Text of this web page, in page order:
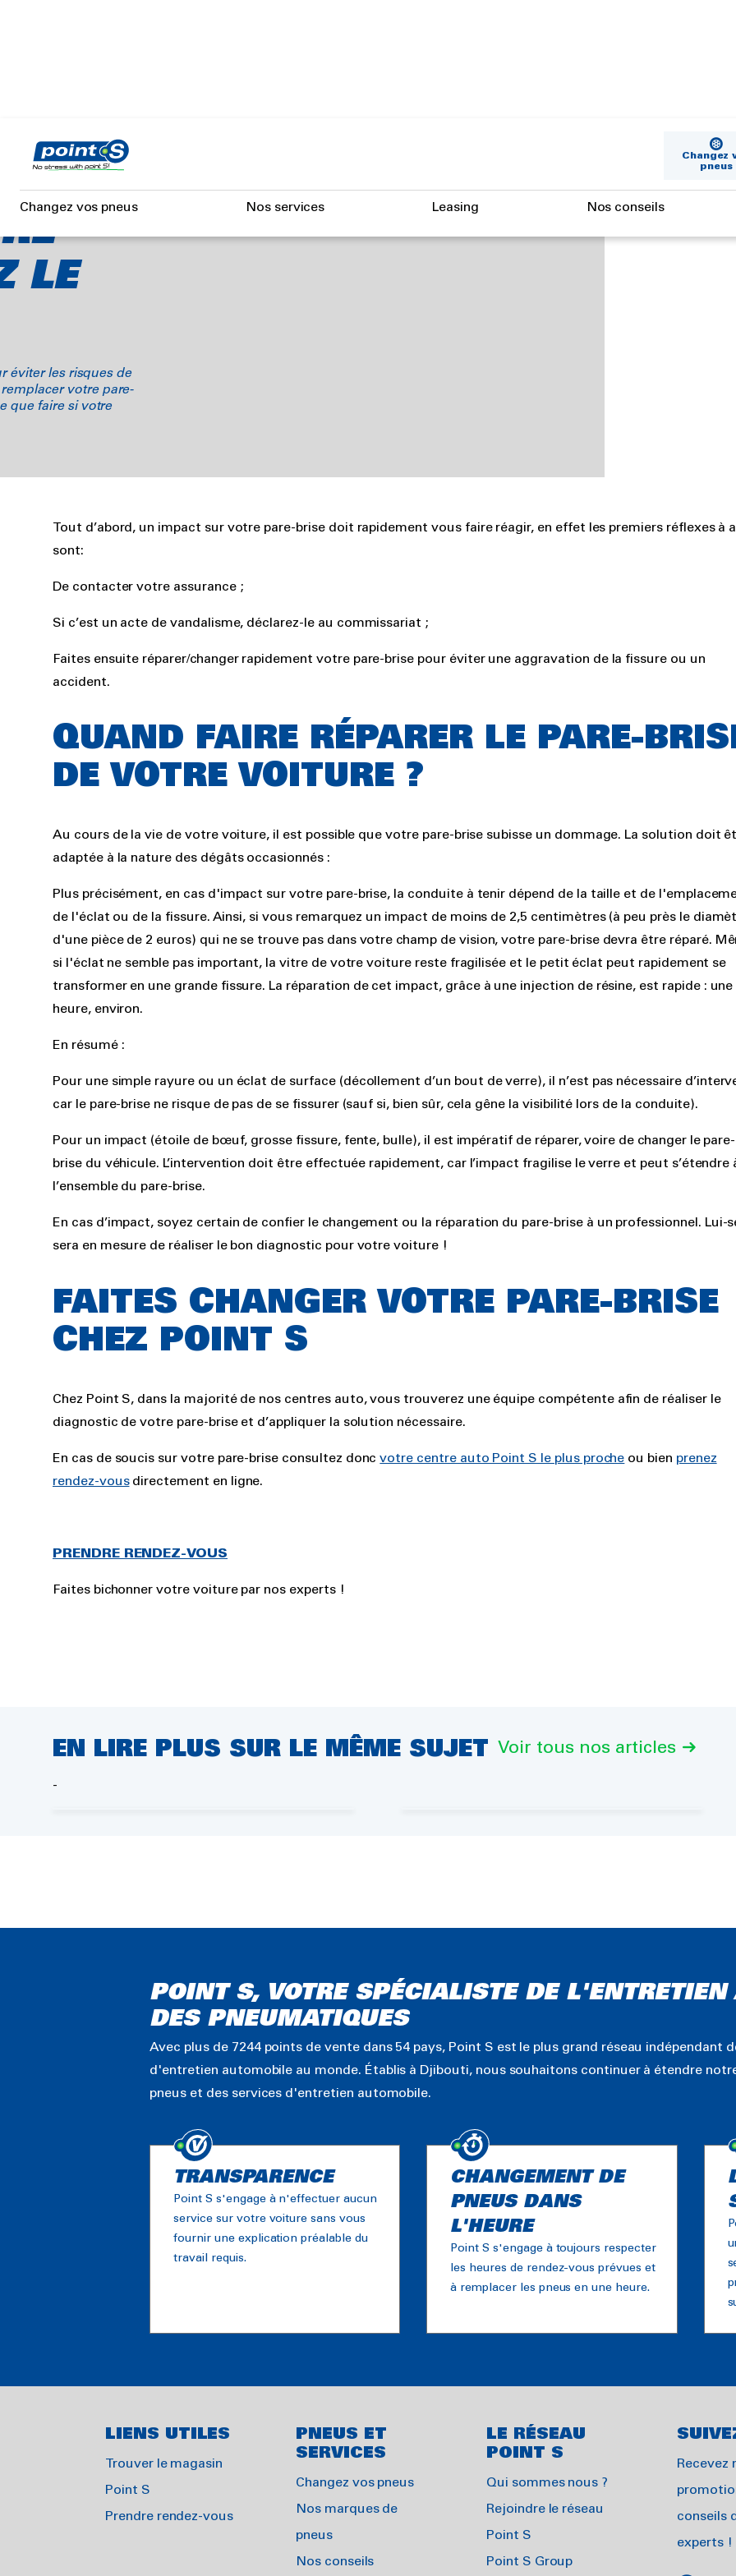
contenu
principal
Changez
pneus
Changez vos pneus Nos services Leasing Nos conseils
votre pare-brise ?
LE
éviter les risques de
votre pare-
que faire si votre
Rich
Tout d’abord, un impact sur votre pare-brise doit rapidement vous faire réagir, en effet les premiers réflexes à
sont:
De contacter votre assurance ;
Si c’est un acte de vandalisme, déclarez-le au commissariat ;
Faites ensuite réparer/changer rapidement votre pare-brise pour éviter une aggravation de la fissure ou un
accident.
QUAND FAIRE RÉPARER LE PARE-
DE VOTRE VOITURE ?
Au cours de la vie de votre voiture, il est possible que votre pare-brise subisse un dommage. La solution doit
adaptée à la nature des dégâts occasionnés :
Plus précisément, en cas d'impact sur votre pare-brise, la conduite à tenir dépend de la taille et de
de l'éclat ou de la fissure. Ainsi, si vous remarquez un impact de moins de 2,5 centimètres (à peu près le
d'une pièce de 2 euros) qui ne se trouve pas dans votre champ de vision, votre pare-brise devra être réparé.
si l'éclat ne semble pas important, la vitre de votre voiture reste fragilisée et le petit éclat peut rapidement se
transformer en une grande fissure. La réparation de cet impact, grâce à une injection de résine, est rapide : une
heure, environ.
En résumé :
Pour une simple rayure ou un éclat de surface (décollement d’un bout de verre), il n’est pas nécessaire
car le pare-brise ne risque de pas de se fissurer (sauf si, bien sûr, cela gêne la visibilité lors de la conduite).
Pour un impact (étoile de bœuf, grosse fissure, fente, bulle), il est impératif de réparer, voire de changer le pare-
brise du véhicule. L’intervention doit être effectuée rapidement, car l’impact fragilise le verre et peut s’étendre
l’ensemble du pare-brise.
En cas d’impact, soyez certain de confier le changement ou la réparation du pare-brise à un professionnel. Lui-
sera en mesure de réaliser le bon diagnostic pour votre voiture !
FAITES CHANGER VOTRE PARE-BRISE
CHEZ POINT S
Chez Point S, dans la majorité de nos centres auto, vous trouverez une équipe compétente afin de réaliser le
diagnostic de votre pare-brise et d’appliquer la solution nécessaire.
En cas de soucis sur votre pare-brise consultez doncvotre centre auto Point S le plus proche ou bien prenez
rendez-vousdirectement en ligne.
PRENDRE RENDEZ-VOUS
Faites bichonner votre voiture par nos experts !
EN LIRE PLUS SUR LE MÊME SUJET Voir tous nos articles
-
POINT S, VOTRE SPÉCIALISTE DE L'ENTRETIEN
DES PNEUMATIQUES
Avec plus de 7244 points de vente dans 54 pays, Point S est le plus grand réseau indépendant
d'entretien automobile au monde. Établis à Djibouti, nous souhaitons continuer à étendre
pneus et des services d'entretien automobile.
TRANSPARENCE
Point S s'engage à n'effectuer aucun
service sur votre voiture sans vous
fournir une explication préalable du
travail requis.
CHANGEMENT DE
PNEUS DANS
L'HEURE
Point S s'engage à toujours respecter
les heures de rendez-vous prévues et
à remplacer les pneus en une heure.
LIENS UTILES
Trouver le magasin
Point S
Prendre rendez-vous
PNEUS ET
SERVICES
Changez vos pneus
Nos marques de
pneus
Nos conseils
LE RÉSEAU
POINT S
Qui sommes nous ?
Rejoindre le réseau
Point S
Point S Group
Recevez
conseils
experts !